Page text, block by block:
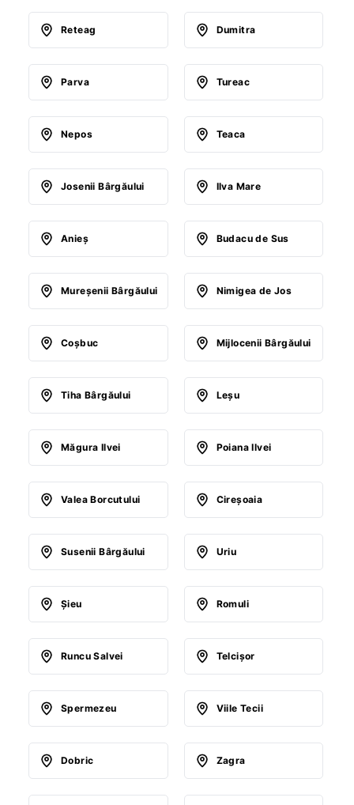
Reteag Dumitra
Parva Tureac
Nepos Teaca
Josenii Bârgăului Ilva Mare
Anieş Budacu de Sus
Mureşenii Bârgăului Nimigea de Jos
Coşbuc Mijlocenii Bârgăului
Tiha Bârgăului Leşu
Măgura Ilvei Poiana Ilvei
Valea Borcutului Cireşoaia
Susenii Bârgăului Uriu
Şieu Romuli
Runcu Salvei Telcişor
Spermezeu Viile Tecii
Dobric Zagra